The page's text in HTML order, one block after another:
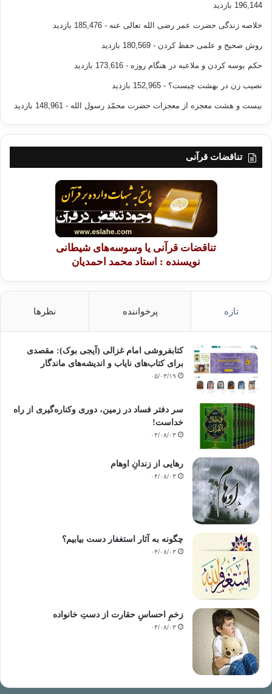
196,144 بازدید
خلاصه زندگی حضرت عمر رضی الله تعالی عنه - 185,476 بازدید
روش صحیح و علمی حفظ کردن - 180,569 بازدید
حکم بوسه کردن و ملاعبه در هنگام روزه - 173,616 بازدید
نصیب زن در بهشت چیست؟ - 152,965 بازدید
بیست و هشت معجزه از معجزات حضرت محمّد رسول الله - 148,961 بازدید
تناقضات قرآنی
تناقضات قرآنی یا وسوسه‌های شیطانی
نویسنده : استاد محمد احمدیان
تازه پرخواننده نظرها
کتابفروشی امام غزالی (آیجی بوک): مقصدی
برای کتاب‌های نایاب و اندیشه‌های ماندگار
۰۵/۰۳/۱۹
سر دفتر فساد در زمین‌، دوری وکناره‌گیری از راه
خداست‌!
۰۴/۰۸/۰۳
رهایی از زندانِ اوهام
۰۴/۰۸/۰۳
چگونه به آثار استغفار دست بیابیم؟
۰۴/۰۸/۰۳
زخمِ احساسِ حقارت از دستِ خانواده
۰۴/۰۸/۰۳